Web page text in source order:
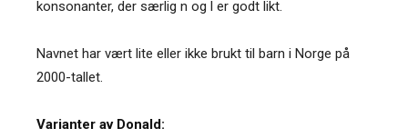
konsonanter, der særlig n og l er godt likt.
Navnet har vært lite eller ikke brukt til barn i Norge på
2000-tallet.
Varianter av Donald: